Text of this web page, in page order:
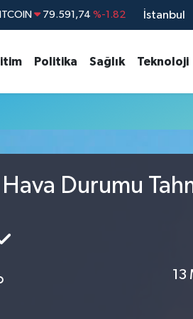
79.591,74 %-1.82
EURO 53,38690 %0.19
STERLİN 61,60380 %0.18
İstanbul
Politika Sağlık Teknoloji
Hava Durumu
13